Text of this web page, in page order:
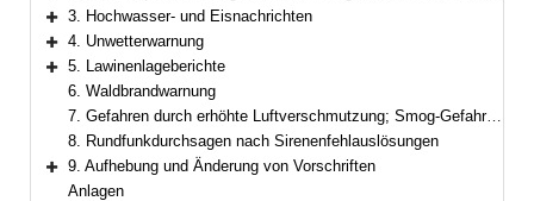
Bereich erweitern
Bereich erweitern
3. Hochwasser- und Eisnachrichten
Bereich erweitern
4. Unwetterwarnung
Bereich erweitern
5. Lawinenlageberichte
6. Waldbrandwarnung
7. Gefahren durch erhöhte Luftverschmutzung; Smog-Gefahr/Auslösung und Aufhebung von Smog-Alarm
8. Rundfunkdurchsagen nach Sirenenfehlauslösungen
Bereich erweitern
9. Aufhebung und Änderung von Vorschriften
Anlagen